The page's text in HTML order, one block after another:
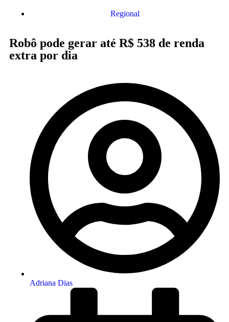
Regional
Robô pode gerar até R$ 538 de renda
extra por dia
Adriana Dias